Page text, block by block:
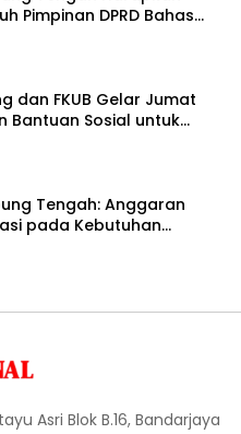
Pimpinan DPRD Bahas
Tahun 2027
dan FKUB Gelar Jumat
Bantuan Sosial untuk
Tengah: Anggaran
pada Kebutuhan
Asri Blok B.16, Bandarjaya